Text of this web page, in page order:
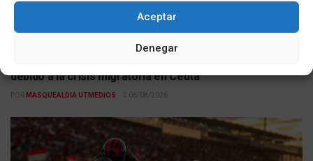
Aceptar
Denegar
DEPORTES
debido a la crisis migratoria en Ceuta
POR MASQUEALDIA UTMEDIOS 06/08/2026